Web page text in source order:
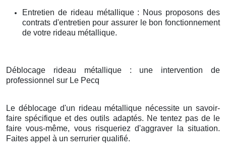
Entretien de rideau métallique : Nous proposons des
contrats d'entretien pour assurer le bon fonctionnement
de votre rideau métallique.
Déblocage rideau métallique : une intervention de
professionnel sur Le Pecq
Le déblocage d'un rideau métallique nécessite un savoir-
faire spécifique et des outils adaptés. Ne tentez pas de le
faire vous-même, vous risqueriez d'aggraver la situation.
Faites appel à un serrurier qualifié.